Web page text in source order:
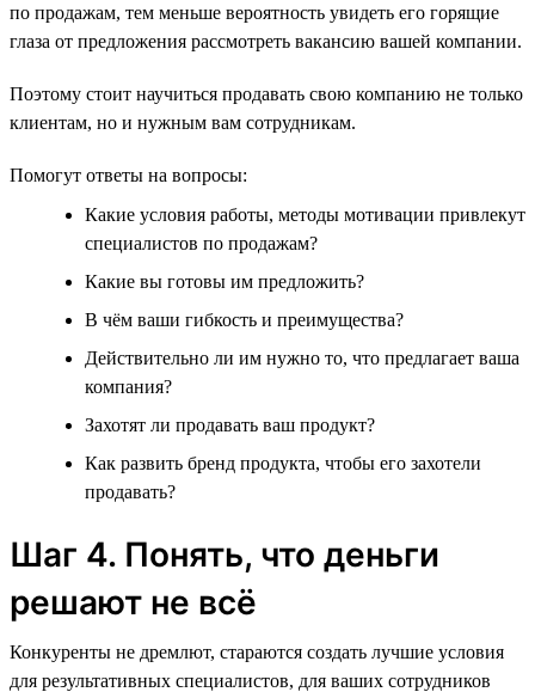
по продажам, тем меньше вероятность увидеть его горящие
глаза от предложения рассмотреть вакансию вашей компании.
Поэтому стоит научиться продавать свою компанию не только
клиентам, но и нужным вам сотрудникам.
Помогут ответы на вопросы:
Какие условия работы, методы мотивации привлекут
специалистов по продажам?
Какие вы готовы им предложить?
В чём ваши гибкость и преимущества?
Действительно ли им нужно то, что предлагает ваша
компания?
Захотят ли продавать ваш продукт?
Как развить бренд продукта, чтобы его захотели
продавать?
Шаг 4. Понять, что деньги
решают не всё
Конкуренты не дремлют, стараются создать лучшие условия
для результативных специалистов, для ваших сотрудников